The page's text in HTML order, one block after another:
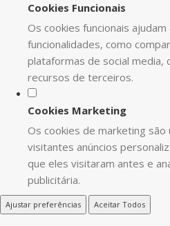
Cookies Funcionais
Os cookies funcionais
funcionalidades, como
plataformas de social
recursos de terceiros.
Cookies Marketing
Os cookies de marketing
visitantes anúncios
que eles visitaram antes e
publicitária.
Ajustar preferências Aceitar Todos